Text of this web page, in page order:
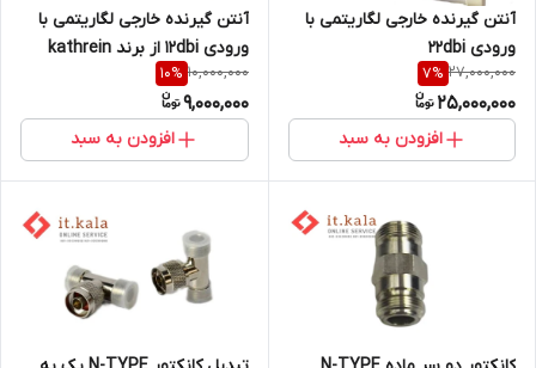
آنتن گیرنده خارجی لگاریتمی با
ورودی 22dbi
27,000,000
7%
25,000,000
افزودن به سبد
آنتن گیرنده خارجی لگاریتمی با
ورودی 12dbi از برند kathrein
10,000,000
10%
9,000,000
افزودن به سبد